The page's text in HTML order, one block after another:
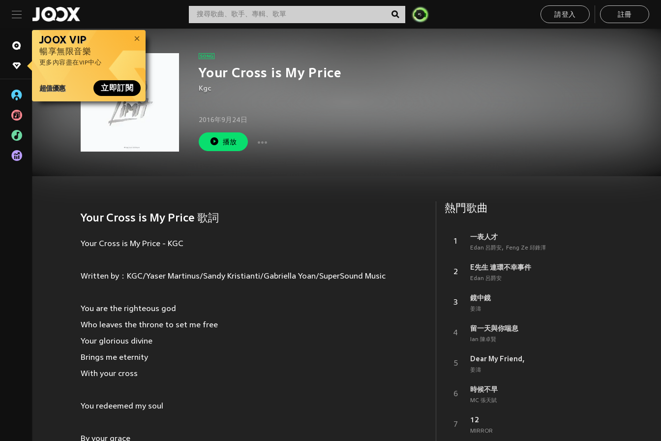
請登入 註冊
JOOX VIP
暢享無限音樂
更多內容盡在VIP中心
超值優惠 立即訂閱
Your Cross is My Price
Kgc
2016年9月24日
播放
Your Cross is My Price 歌詞
Your Cross is My Price - KGC
Written by：KGC/Yaser Martinus/Sandy Kristianti/Gabriella Yoan/SuperSound Music
You are the righteous god
Who leaves the throne to set me free
Your glorious divine
Brings me eternity
With your cross
You redeemed my soul
By your grace
熱門歌曲
1
一表人才
Edan 呂爵安 Feng Ze 邱鋒澤
2
E先生 連環不幸事件
Edan 呂爵安
3
鏡中鏡
姜濤
4
留一天與你喘息
Ian 陳卓賢
5
Dear My Friend,
姜濤
6
時候不早
MC 張天賦
7
12
MIRROR